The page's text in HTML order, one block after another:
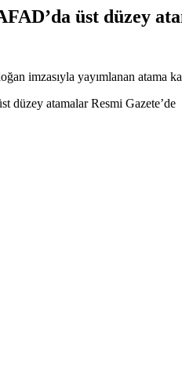
üst düzey
imzasıyla yayımlanan atama